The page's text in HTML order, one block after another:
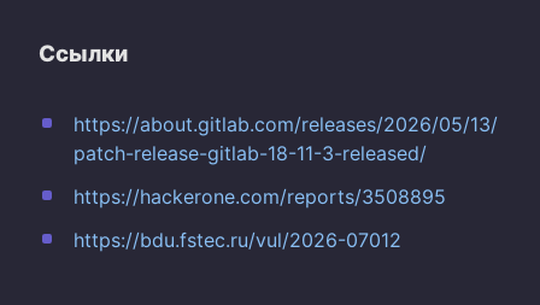
Ссылки
https://about.gitlab.com/releases/2026/05/13/
patch-release-gitlab-18-11-3-released/
https://hackerone.com/reports/3508895
https://bdu.fstec.ru/vul/2026-07012